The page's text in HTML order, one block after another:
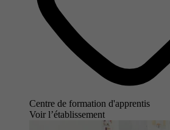
Centre de formation d'apprentis
Voir l’établissement